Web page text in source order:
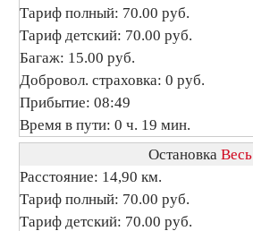
Тариф полный: 70.00 руб.
Тариф детский: 70.00 руб.
Багаж: 15.00 руб.
Добровол. страховка: 0 руб.
Прибытие: 08:49
Время в пути: 0 ч. 19 мин.
Остановка Весь
Расстояние: 14,90 км.
Тариф полный: 70.00 руб.
Тариф детский: 70.00 руб.